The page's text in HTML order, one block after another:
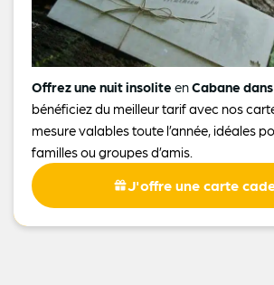
Offrez une nuit insolite enCabane
bénéficiez du meilleur tarif avec nos
mesure valables toute l’année, idéales
familles ou groupes d’amis.
J'offre une carte